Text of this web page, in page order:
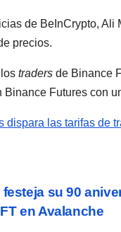
de BeInCrypto,
precios.
traders de Binance
Binance Futures con
dispara las tarifas de
festeja su 90
en Avalanche